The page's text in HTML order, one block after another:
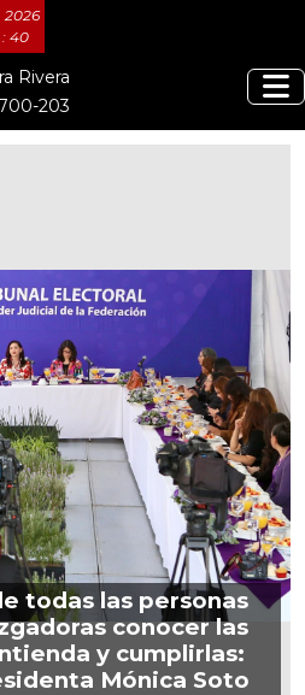
2026
: 41
Rivera
203
todas las personas
conocer las
y cumplirlas:
Mónica Soto